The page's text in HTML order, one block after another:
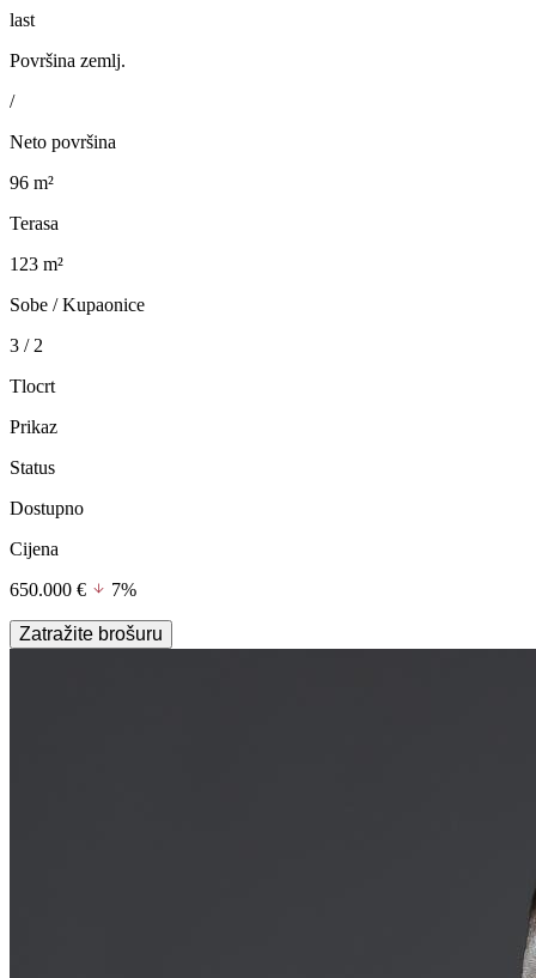
last
Površina zemlj.
/
Neto površina
96 m²
Terasa
123 m²
Sobe / Kupaonice
3 / 2
Tlocrt
Prikaz
Status
Dostupno
Cijena
650.000 €
7%
Zatražite brošuru